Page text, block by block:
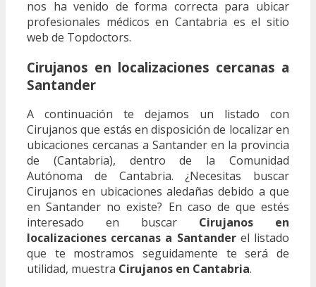
nos ha venido de forma correcta para ubicar
profesionales médicos en Cantabria es el sitio
web de Topdoctors.
Cirujanos en localizaciones cercanas a
Santander
A continuación te dejamos un listado con
Cirujanos que estás en disposición de localizar en
ubicaciones cercanas a Santander en la provincia
de (Cantabria), dentro de la Comunidad
Autónoma de Cantabria. ¿Necesitas buscar
Cirujanos en ubicaciones aledañas debido a que
en Santander no existe? En caso de que estés
interesado en buscar Cirujanos en
localizaciones cercanas a Santanderel listado
que te mostramos seguidamente te será de
utilidad, muestra Cirujanos en Cantabria.